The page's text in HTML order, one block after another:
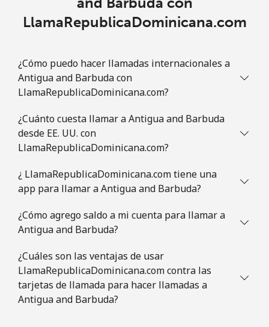
LlamaRepublicaDominicana.com
¿Cómo puedo hacer llamadas internacionales a
Antigua and Barbuda con
LlamaRepublicaDominicana.com?
¿Cuánto cuesta llamar a Antigua and Barbuda
desde EE. UU. con
LlamaRepublicaDominicana.com?
¿ LlamaRepublicaDominicana.com tiene una
app para llamar a Antigua and Barbuda?
¿Cómo agrego saldo a mi cuenta para llamar a
Antigua and Barbuda?
¿Cuáles son las ventajas de usar
LlamaRepublicaDominicana.com contra las
tarjetas de llamada para hacer llamadas a
Antigua and Barbuda?